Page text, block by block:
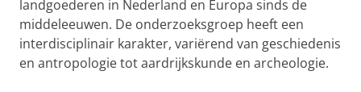
landgoederen in Nederland en Europa sinds de
middeleeuwen. De onderzoeksgroep heeft een
interdisciplinair karakter, variërend van geschiedenis
en antropologie tot aardrijkskunde en archeologie.